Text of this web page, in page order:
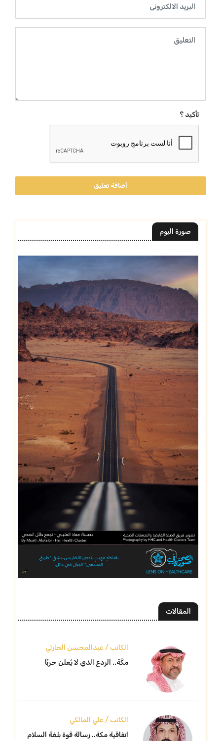
تأكيد ؟
أضافة تعليق
صورة اليوم
المقالات
الكاتب / عبدالمحسن الحارثي
مكّة.. الردع الذي لا يُعلن حربًا
الكاتب / علي المالكي
اتفاقية مكة.. رسالة قوة بلغة السلام